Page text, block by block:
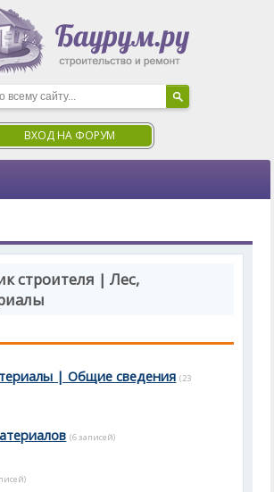
ВХОД НА ФОРУМ
строителя | Лес,
| Общие сведения (23
(6 записей)